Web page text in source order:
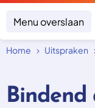
Menu overslaan
Onderwerpen
Home Uitspraken
Bindend